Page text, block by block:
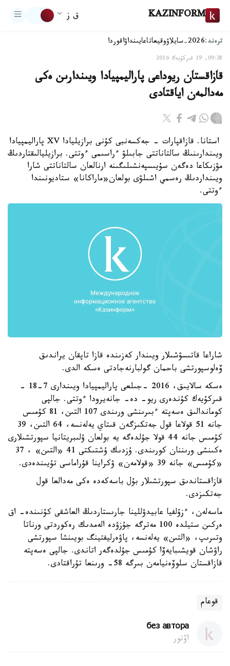
KAZINFORM ق ز
ترەند:2026-سايلاۋ وقيعاتاعايىنداۋاقوردا
09:28, 19 قىركۇيەك 2016
قازاقستان ريوداعى پاراليمپيادا ويىندارىن ەكى
مەدالمەن اياقتادى
استانا. قازاقپارات - جەكسەنبى كۇنى برازيليادا XV پاراليمپيادا
ويىندارىنىڭ سالتاناتتى جابىلۋ ءراسىمى ءوتتى. برازيليالىقتاردىڭ
مۋزىكاعا دەگەن سۇيىسپەنشىلىگىنە ارنالعان سالتاناتتى شارا
ويىنداردىڭ رەسمي اشىلۋى بولعان«ماراكانا» ستاديونىندا
ءوتتى.
شاراعا قاتىسۋشىلار ويىندار كەزىندە قازا تاپقان يراندىق
ۆەلوسپورتشى باحمان گولبارنەجادتى ەسكە الدى.
ەسكە سالايىق، 2016 -جىلعى پاراليمپيادا ويىندارى 7-18 -
قىركۇيەك كۇندەرى ريو- دە- جانەيرودا ءوتتى. جالپى
كوماندالىق ەسەپتە ءبىرىنشى ورىندى 107 التىن، 81 كۇمىس
جانە 51 قولاعا قول جەتكىزگەن قىتاي يەلەنسە، 64 التىن، 39
كۇمىس جانە 44 قولا جۇلدەگە يە بولعان ۇلىبريتانيا سپورتشىلارى
ەكىنشى ورىننان كورىندى. ۇزدىك ۇشتىكتى 41 «التىن» ، 37
«كۇمىس» جانە 39 «قولامەن» ۋكراينا قۇراماسى تۇيىندەدى.
قازاقستاندىق سپورتشىلار بۇل باسەكەدە ەكى مەدالعا قول
جەتكىزدى.
ماسەلەن، ءزۇلفيا عابيدۋللينا جارىستاردىڭ العاشقى كۇنىندە- اق
ەركىن ستيلدە 100 مەترگە جۇزۋدە الەمدىك رەكوردتى ورناتا
وتىرىپ، «التىن» يەلەنسە، پاۋەرليفتينگ بويىنشا سپورتشى
راۋشان قويشىبايەۆا كۇمىس جۇلدەگەر اتاندى. جالپى ەسەپتە
قازاقستان سلوۆەنيامەن بىرگە 58- ورىنعا تۇراقتادى.
قوعام
без автора
اۆتور